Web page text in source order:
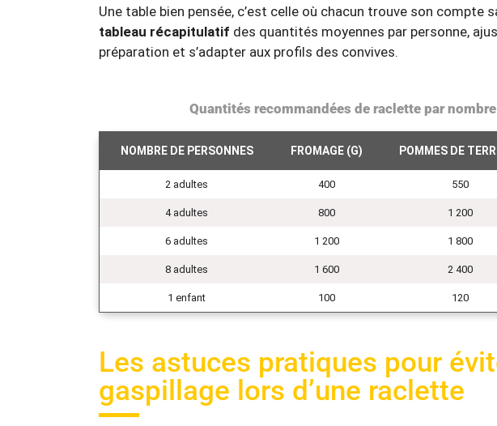
Une table bien pensée, c’est celle où chacun trouve son compte
tableau récapitulatif des quantités moyennes par personne,
préparation et s’adapter aux profils des convives.
Quantités recommandées de raclette par
NOMBRE DE PERSONNES FROMAGE (G) POMMES DE
2 adultes 400 550
4 adultes 800 1 200
6 adultes 1 200 1 800
8 adultes 1 600 2 400
1 enfant 100 120
Les astuces pratiques pour
gaspillage lors d’une raclette